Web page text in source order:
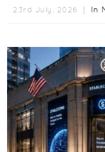
23rd July, 2026 ｜ In